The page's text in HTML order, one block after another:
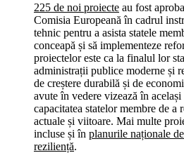
225 de noi proiecte au fost
Comisia Europeană în cadrul
tehnic pentru a asista statele
conceapă și să implementeze
proiectelor este ca la finalul lor
administrații publice moderne și
de creștere durabilă și de
avute în vedere vizează în
capacitatea statelor membre de a
actuale și viitoare. Mai multe
incluse și în planurile naționale
reziliență.